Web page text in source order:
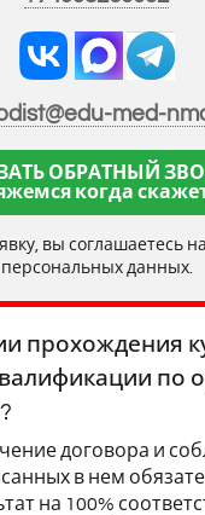
med-
ОБРАТНЫЙ
когда
вы соглашаетесь
персональных данных.
прохождения
по
договора и
в нем
на 100%